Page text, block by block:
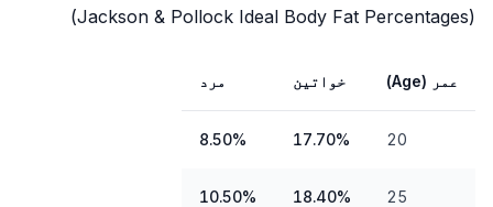
(Jackson & Pollock Ideal Body Fat Percentages)
عمر (Age) خواتین مرد
20
17.70%
8.50%
25
18.40%
10.50%